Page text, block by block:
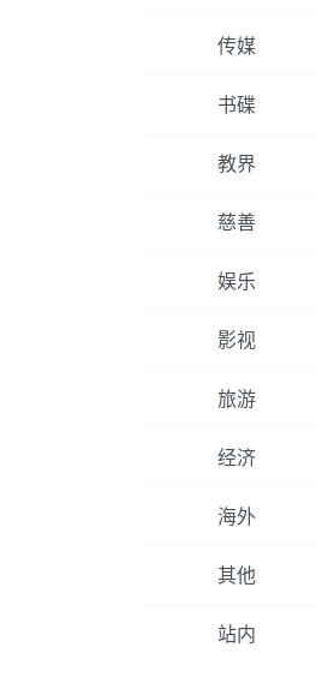
传媒
书碟
教界
慈善
娱乐
影视
旅游
经济
海外
其他
站内